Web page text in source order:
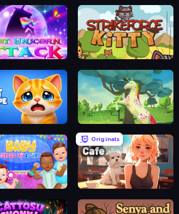
Attack StrikeForce Kitty
Unicorn Family Simulator Magic World
Up
Originals
Pet Cafe